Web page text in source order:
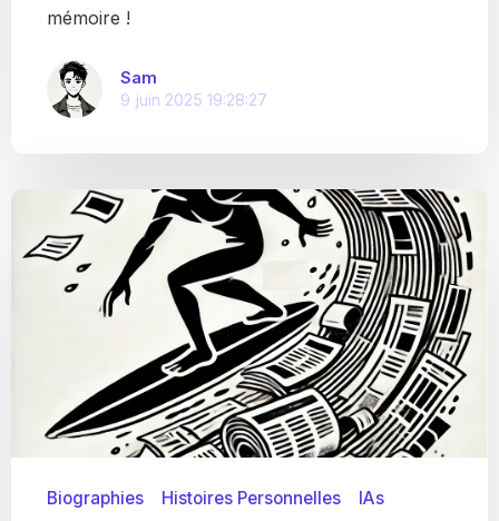
mémoire !
Sam
9 juin 2025 19:28:27
Biographies Histoires Personnelles IAs